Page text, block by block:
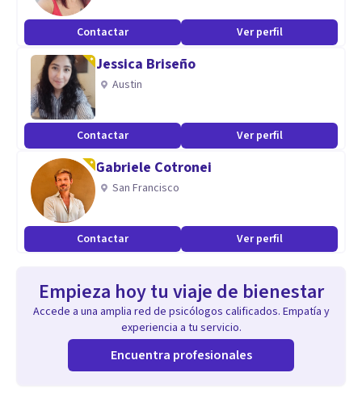
Contactar Ver perfil
Jessica Briseño
Austin
Contactar Ver perfil
Gabriele Cotronei
San Francisco
Contactar Ver perfil
Empieza hoy tu viaje de bienestar
Accede a una amplia red de psicólogos calificados. Empatía y
experiencia a tu servicio.
Encuentra profesionales